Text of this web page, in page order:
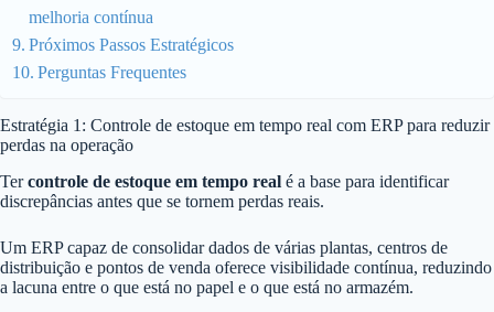
melhoria contínua
Próximos Passos Estratégicos
Perguntas Frequentes
Estratégia 1: Controle de estoque em tempo real com ERP para reduzir
perdas na operação
Tercontrole de estoque em tempo real é a base para identificar
discrepâncias antes que se tornem perdas reais.
Um ERP capaz de consolidar dados de várias plantas, centros de
distribuição e pontos de venda oferece visibilidade contínua, reduzindo
a lacuna entre o que está no papel e o que está no armazém.